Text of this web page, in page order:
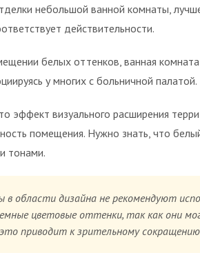
небольшой ванной комнаты,
действительности.
белых оттенков, ванная
у многих с больничной палатой.
эффект визуального расширения
помещения. Нужно знать, что
тонами.
в области дизайна не рекомендуют
цветовые оттенки, так как они
приводит к зрительному